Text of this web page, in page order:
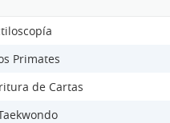
Primates
de Cartas